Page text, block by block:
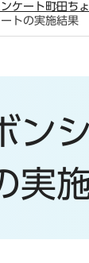
ケート 町田ち
トの実施結果
ン
実